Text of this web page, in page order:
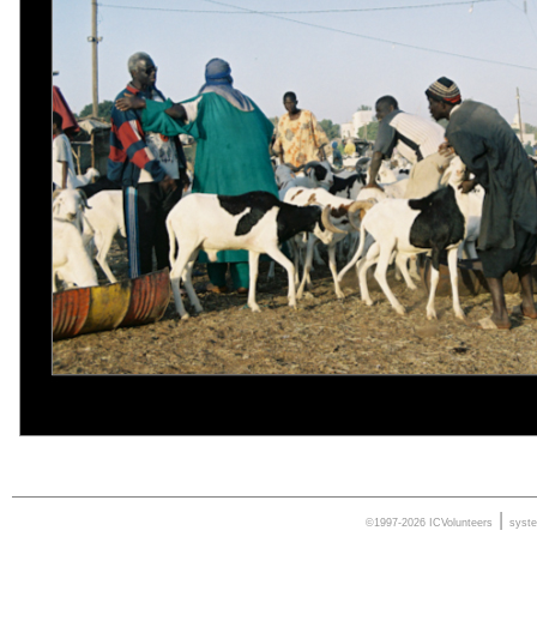
©1997-2026 ICVolunteers